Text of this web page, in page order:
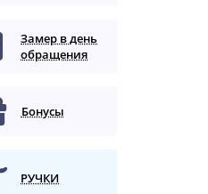
Замер в день
обращения
Бонусы
РУЧКИ